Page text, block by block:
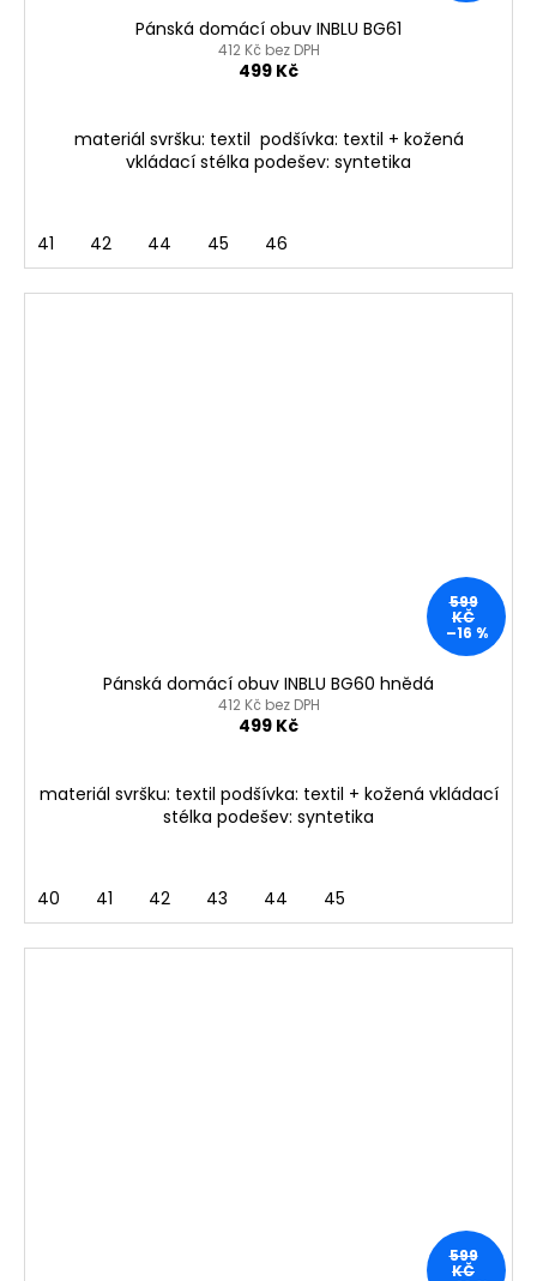
Pánská domácí obuv INBLU BG61
412 Kč bez DPH
499 Kč
materiál svršku: textil podšívka: textil + kožená
vkládací stélka podešev: syntetika
41 42 44 45 46
599
KČ
–16 %
Pánská domácí obuv INBLU BG60 hnědá
412 Kč bez DPH
499 Kč
materiál svršku: textil podšívka: textil + kožená vkládací
stélka podešev: syntetika
40 41 42 43 44 45
599
KČ